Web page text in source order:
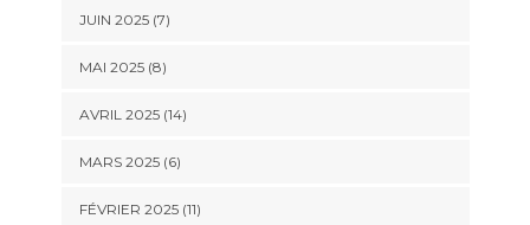
JUIN 2025 (7)
MAI 2025 (8)
AVRIL 2025 (14)
MARS 2025 (6)
FÉVRIER 2025 (11)